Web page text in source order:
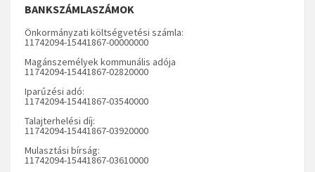
BANKSZÁMLASZÁMOK
Önkormányzati költségvetési számla:
11742094-15441867-00000000
Magánszemélyek kommunális adója
11742094-15441867-02820000
Iparűzési adó:
11742094-15441867-03540000
Talajterhelési díj:
11742094-15441867-03920000
Mulasztási bírság:
11742094-15441867-03610000